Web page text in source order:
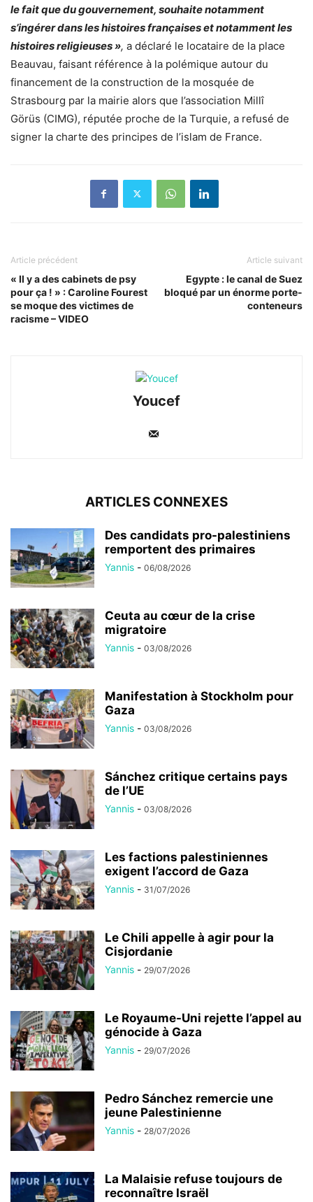
le fait que du gouvernement, souhaite notamment
s’ingérer dans les histoires françaises et notamment les
histoires religieuses », a déclaré le locataire de la place
Beauvau, faisant référence à la polémique autour du
financement de la construction de la mosquée de
Strasbourg par la mairie alors que l’association Millî
Görüs (CIMG), réputée proche de la Turquie, a refusé de
signer la charte des principes de l’islam de France.
Article précédent
« Il y a des cabinets de psy
pour ça ! » : Caroline Fourest
se moque des victimes de
racisme – VIDEO
Article suivant
Egypte : le canal de Suez
bloqué par un énorme porte-
conteneurs
Youcef
ARTICLES CONNEXES
Des candidats pro-palestiniens
remportent des primaires
Yannis - 06/08/2026
Ceuta au cœur de la crise
migratoire
Yannis - 03/08/2026
Manifestation à Stockholm pour
Gaza
Yannis - 03/08/2026
Sánchez critique certains pays
de l’UE
Yannis - 03/08/2026
Les factions palestiniennes
exigent l’accord de Gaza
Yannis - 31/07/2026
Le Chili appelle à agir pour la
Cisjordanie
Yannis - 29/07/2026
Le Royaume-Uni rejette l’appel au
génocide à Gaza
Yannis - 29/07/2026
Pedro Sánchez remercie une
jeune Palestinienne
Yannis - 28/07/2026
La Malaisie refuse toujours de
reconnaître Israël